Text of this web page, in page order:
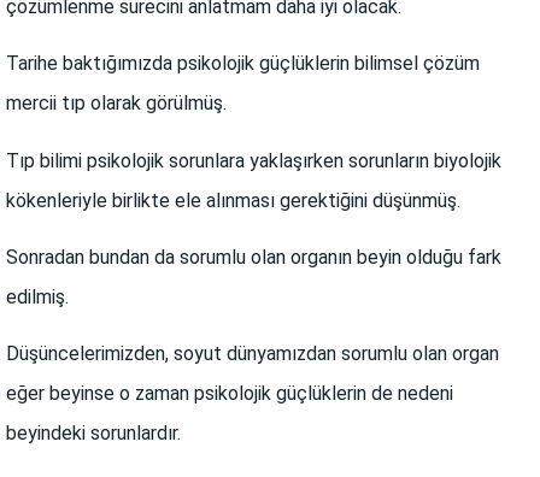
çözümlenme sürecini anlatmam daha iyi olacak.
Tarihe baktığımızda psikolojik güçlüklerin bilimsel çözüm
mercii tıp olarak görülmüş.
Tıp bilimi psikolojik sorunlara yaklaşırken sorunların biyolojik
kökenleriyle birlikte ele alınması gerektiğini düşünmüş.
Sonradan bundan da sorumlu olan organın beyin olduğu fark
edilmiş.
Düşüncelerimizden, soyut dünyamızdan sorumlu olan organ
eğer beyinse o zaman psikolojik güçlüklerin de nedeni
beyindeki sorunlardır.